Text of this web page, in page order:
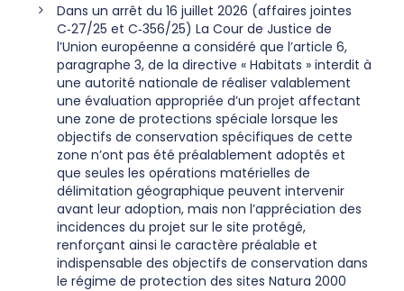
Dans un arrêt du 16 juillet 2026 (affaires jointes
C‑27/25 et C‑356/25) La Cour de Justice de
l’Union européenne a considéré que l’article 6,
paragraphe 3, de la directive « Habitats » interdit à
une autorité nationale de réaliser valablement
une évaluation appropriée d’un projet affectant
une zone de protections spéciale lorsque les
objectifs de conservation spécifiques de cette
zone n’ont pas été préalablement adoptés et
que seules les opérations matérielles de
délimitation géographique peuvent intervenir
avant leur adoption, mais non l’appréciation des
incidences du projet sur le site protégé,
renforçant ainsi le caractère préalable et
indispensable des objectifs de conservation dans
le régime de protection des sites Natura 2000